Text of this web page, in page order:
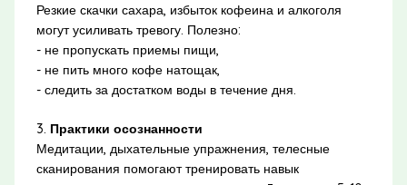
Резкие скачки сахара, избыток кофеина и алкоголя
могут усиливать тревогу. Полезно:
- не пропускать приемы пищи,
- не пить много кофе натощак,
- следить за достатком воды в течение дня.
3. Практики осознанности
Медитации, дыхательные упражнения, телесные
сканирования помогают тренировать навык